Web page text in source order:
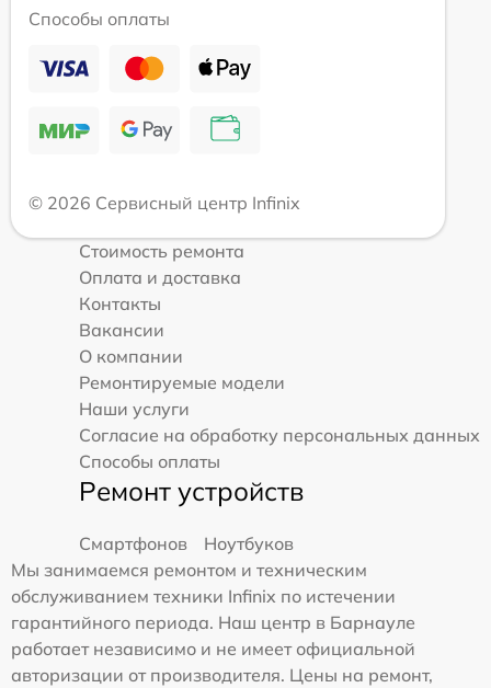
Способы оплаты
© 2026 Сервисный центр Infinix
Стоимость ремонта
Оплата и доставка
Контакты
Вакансии
О компании
Ремонтируемые модели
Наши услуги
Согласие на обработку персональных данных
Способы оплаты
Ремонт устройств
Смартфонов
Ноутбуков
Мы занимаемся ремонтом и техническим
обслуживанием техники Infinix по истечении
гарантийного периода. Наш центр в Барнауле
работает независимо и не имеет официальной
авторизации от производителя. Цены на ремонт,